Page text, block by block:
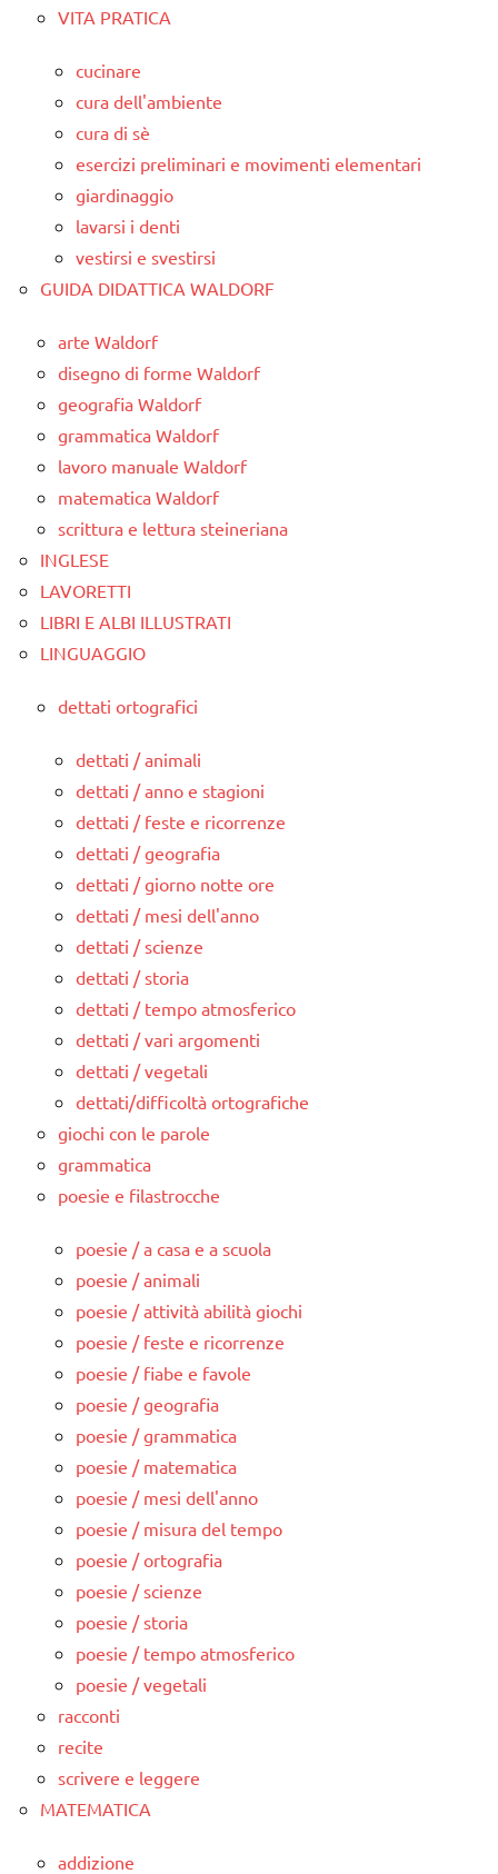
VITA PRATICA
cucinare
cura dell'ambiente
cura di sè
esercizi preliminari e movimenti elementari
giardinaggio
lavarsi i denti
vestirsi e svestirsi
GUIDA DIDATTICA WALDORF
arte Waldorf
disegno di forme Waldorf
geografia Waldorf
grammatica Waldorf
lavoro manuale Waldorf
matematica Waldorf
scrittura e lettura steineriana
INGLESE
LAVORETTI
LIBRI E ALBI ILLUSTRATI
LINGUAGGIO
dettati ortografici
dettati / animali
dettati / anno e stagioni
dettati / feste e ricorrenze
dettati / geografia
dettati / giorno notte ore
dettati / mesi dell'anno
dettati / scienze
dettati / storia
dettati / tempo atmosferico
dettati / vari argomenti
dettati / vegetali
dettati/difficoltà ortografiche
giochi con le parole
grammatica
poesie e filastrocche
poesie / a casa e a scuola
poesie / animali
poesie / attività abilità giochi
poesie / feste e ricorrenze
poesie / fiabe e favole
poesie / geografia
poesie / grammatica
poesie / matematica
poesie / mesi dell'anno
poesie / misura del tempo
poesie / ortografia
poesie / scienze
poesie / storia
poesie / tempo atmosferico
poesie / vegetali
racconti
recite
scrivere e leggere
MATEMATICA
addizione